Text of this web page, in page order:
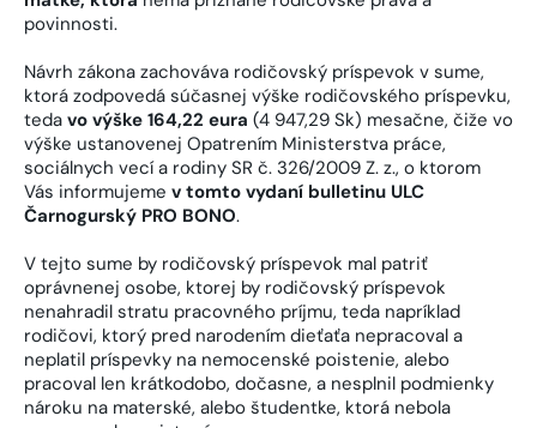
povinnosti.
Návrh zákona zachováva rodičovský príspevok v sume,
ktorá zodpovedá súčasnej výške rodičovského príspevku,
teda vo výške 164,22 eura (4 947,29 Sk) mesačne, čiže vo
výške ustanovenej Opatrením Ministerstva práce,
sociálnych vecí a rodiny SR č. 326/2009 Z. z., o ktorom
Vás informujeme v tomto vydaní bulletinu ULC
Čarnogurský PRO BONO.
V tejto sume by rodičovský príspevok mal patriť
oprávnenej osobe, ktorej by rodičovský príspevok
nenahradil stratu pracovného príjmu, teda napríklad
rodičovi, ktorý pred narodením dieťaťa nepracoval a
neplatil príspevky na nemocenské poistenie, alebo
pracoval len krátkodobo, dočasne, a nesplnil podmienky
nároku na materské, alebo študentke, ktorá nebola